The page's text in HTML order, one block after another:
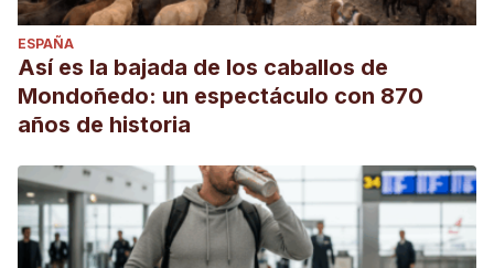
ESPAÑA
Así es la bajada de los caballos de
Mondoñedo: un espectáculo con 870
años de historia